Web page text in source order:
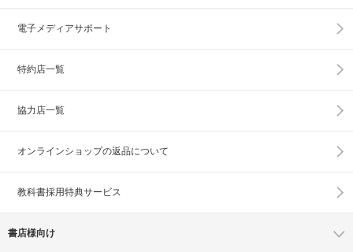
電子メディアサポート
特約店一覧
協力店一覧
オンラインショップの返品について
教科書採用特典サービス
書店様向け